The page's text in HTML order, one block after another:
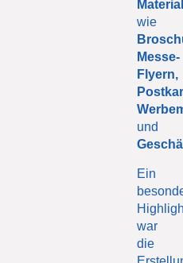
wie
Messe-
Flyern,
und
Ein
war
die